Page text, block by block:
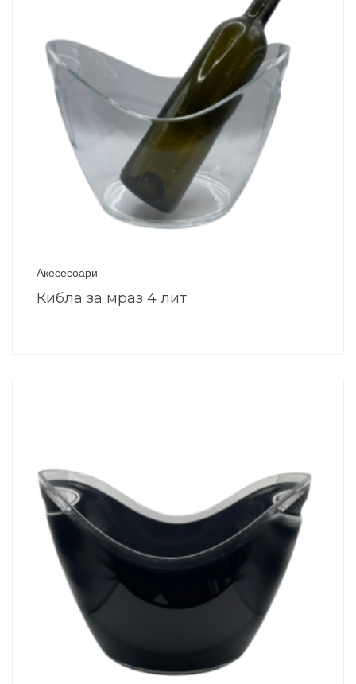
Акесесоари
Кибла за мраз 4 лит